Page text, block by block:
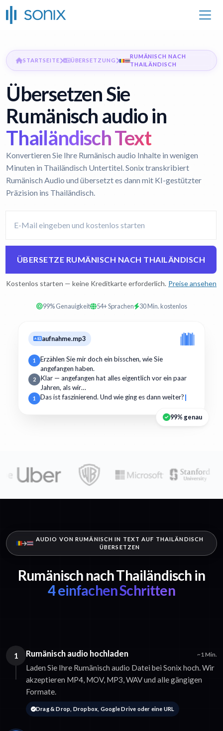
STARTSEITE ÜBERSETZUNG
RUMÄNISCH NACH
THAILÄNDISCH
Übersetzen Sie
Rumänisch audio in
Thailändisch Text
Konvertieren Sie Ihre Rumänisch audio Inhalte in wenigen
Minuten in Thailändisch Untertitel. Sonix transkribiert
Rumänisch Audio und übersetzt es dann mit KI-gestützter
Präzision ins Thailändisch.
ÜBERSETZE RUMÄNISCH NACH THAILÄNDISCH
Kostenlos starten — keine Kreditkarte erforderlich. Preise ansehen
99% Genauigkeit 54+ Sprachen 30 Min. kostenlos
aufnahme.mp3
1
Erzählen Sie mir doch ein bisschen, wie Sie
angefangen haben.
2
Klar — angefangen hat alles eigentlich vor ein paar
Jahren, als wir…
1 Das ist faszinierend. Und wie ging es dann weiter?
99% genau
AUDIO VON RUMÄNISCH IN TEXT AUF THAILÄNDISCH
ÜBERSETZEN
Rumänisch nach Thailändisch in
4 einfachen Schritten
1 Rumänisch audio hochladen ~1 Min.
Laden Sie Ihre Rumänisch audio Datei bei Sonix hoch. Wir
akzeptieren MP4, MOV, MP3, WAV und alle gängigen
Formate.
Drag & Drop, Dropbox, Google Drive oder eine URL